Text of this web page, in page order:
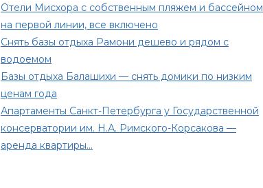
Отели Мисхора с собственным пляжем и бассейном
на первой линии, все включено
Снять базы отдыха Рамони дешево и рядом с
водоемом
Базы отдыха Балашихи — снять домики по низким
ценам года
Апартаменты Санкт-Петербурга у Государственной
консерватории им. Н.А. Римского-Корсакова —
аренда квартиры…